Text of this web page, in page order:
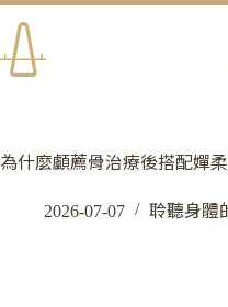
至
主
為什麼顱薦骨治療後搭配嬋
2026-07-07 聆聽身體